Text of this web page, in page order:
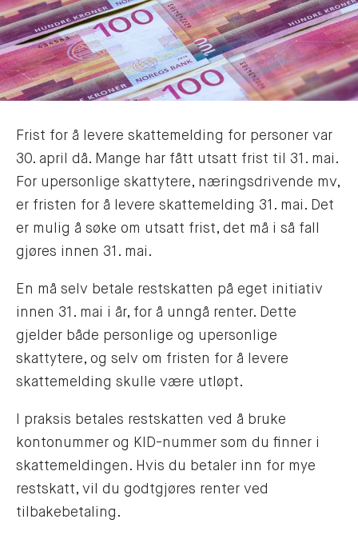
Frist for å levere skattemelding for personer var
30. april då. Mange har fått utsatt frist til 31. mai.
For upersonlige skattytere, næringsdrivende mv,
er fristen for å levere skattemelding 31. mai. Det
er mulig å søke om utsatt frist, det må i så fall
gjøres innen 31. mai.
En må selv betale restskatten på eget initiativ
innen 31. mai i år, for å unngå renter. Dette
gjelder både personlige og upersonlige
skattytere, og selv om fristen for å levere
skattemelding skulle være utløpt.
I praksis betales restskatten ved å bruke
kontonummer og KID-nummer som du finner i
skattemeldingen. Hvis du betaler inn for mye
restskatt, vil du godtgjøres renter ved
tilbakebetaling.